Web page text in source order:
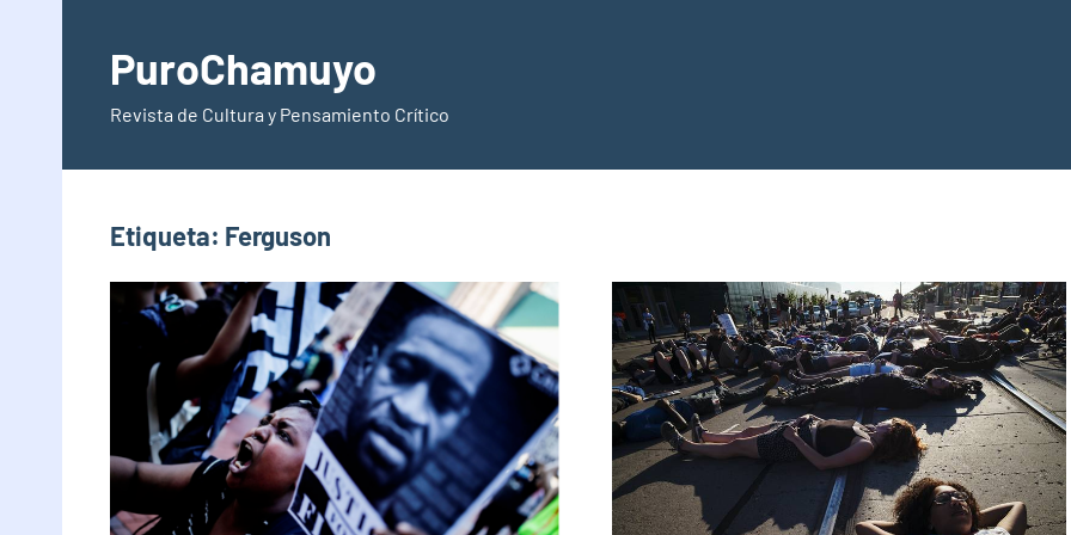
contenidoPuroChamuyo
Revista de Cultura y Pensamiento Crítico
Etiqueta: Ferguson